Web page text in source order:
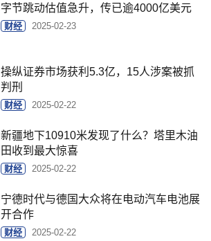
字节跳动估值急升，传已逾4000亿美元
财经 2025-02-23
操纵证券市场获利5.3亿，15人涉案被抓
判刑
财经 2025-02-22
新疆地下10910米发现了什么？塔里木油
田收到最大惊喜
财经 2025-02-22
宁德时代与德国大众将在电动汽车电池展
开合作
财经 2025-02-22